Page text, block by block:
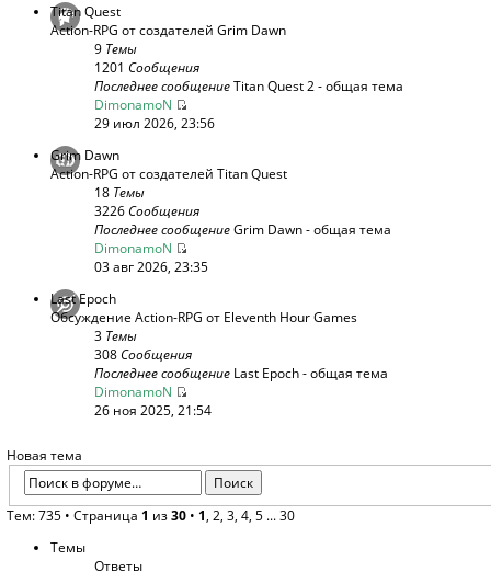
Titan Quest
Action-RPG от создателей Grim Dawn
9 Темы
1201 Сообщения
Последнее сообщениеTitan Quest 2 - общая тема
DimonamoN
29 июл 2026, 23:56
Grim Dawn
Action-RPG от создателей Titan Quest
18 Темы
3226Сообщения
Последнее сообщениеGrim Dawn - общая тема
DimonamoN
03 авг 2026, 23:35
Last Epoch
Обсуждение Action-RPG от Eleventh Hour Games
3 Темы
308Сообщения
Последнее сообщение Last Epoch - общая тема
DimonamoN
26 ноя 2025, 21:54
Новая тема
Тем: 735 • Страница 1 из30 • 1, 2, 3, 4, 5 ...30
Темы
Ответы